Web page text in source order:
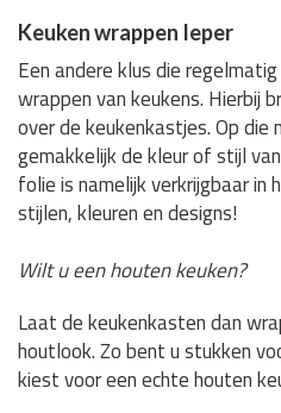
Keuken wrappen Ieper
Een andere klus die
wrappen van keukens. Hierbij
over de keukenkastjes. Op die
gemakkelijk de kleur of stijl
folie is namelijk verkrijgbaar in
stijlen, kleuren en designs!
Wilt u een houten keuken?
Laat de keukenkasten dan
houtlook. Zo bent u stukken
kiest voor een echte houten